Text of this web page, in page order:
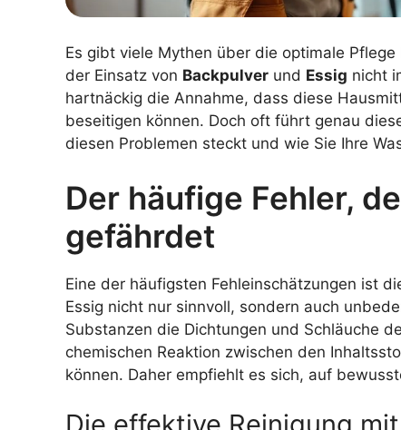
Es gibt viele Mythen über die optimale
der Einsatz von Backpulver und Essig nicht
hartnäckig die Annahme, dass diese
beseitigen können. Doch oft führt genau
diesen Problemen steckt und wie Sie Ihre
Der häufige Fehler,
gefährdet
Eine der häufigsten Fehleinschätzungen ist
Essig nicht nur sinnvoll, sondern auch
Substanzen die Dichtungen und Schläuche
chemischen Reaktion zwischen den
können. Daher empfiehlt es sich, auf